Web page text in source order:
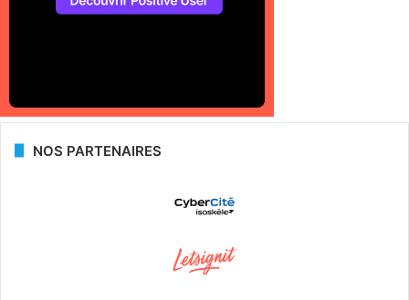
NOS PARTENAIRES